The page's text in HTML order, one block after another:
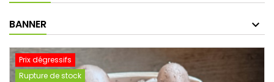
BANNER
Prix dégressifs
Rupture de stock